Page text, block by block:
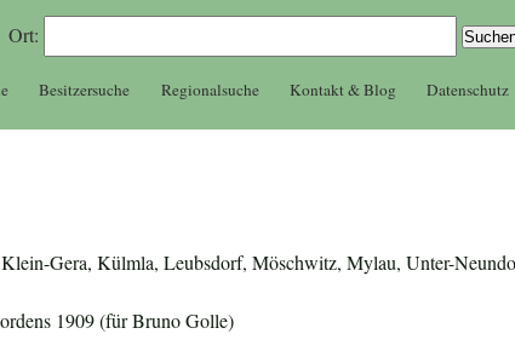
Ort:
Besitzersuche Regionalsuche Kontakt & Blog Datenschutz
Gera, Külmla, Leubsdorf, Möschwitz, Mylau, Unter-
1909 (für Bruno Golle)